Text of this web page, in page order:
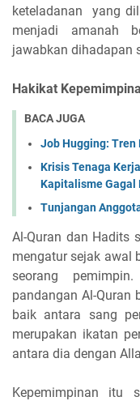
keteladanan yang
menjadi amanah
jawabkan dihadapan
Hakikat
BACA JUGA
Job Hugging: Tren
Krisis Tenaga
Kapitalisme Gagal
Tunjangan
Al-Quran dan Hadits
mengatur sejak awal
seorang
pandangan Al-Quran
baik antara sang
merupakan ikatan
antara dia dengan
Kepemimpinan itu